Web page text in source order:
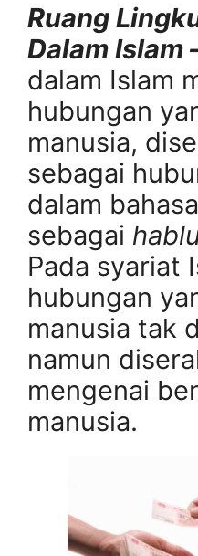
Ruang
Dalam Islam
dalam Islam
hubungan
manusia,
sebagai
dalam
sebagai
Pada syariat
hubungan
manusia tak
namun
mengenai
manusia.